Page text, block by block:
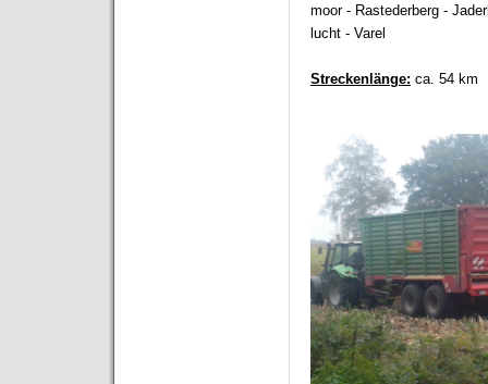
moor - Rastederberg -
lucht - Varel
Streckenlänge: ca. 54 km